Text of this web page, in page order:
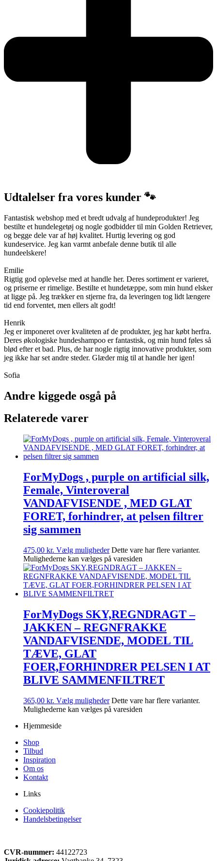
Udtalelser fra vores kunder 🐾
Fantastisk webshop med et bredt udvalg af hundeprodukter! Jeg
bestilte et hundelegetøj og nogle godbidder til min Golden Retriever,
og begge dele var af høj kvalitet. Hurtig levering og god
kundeservice. Jeg kan varmt anbefale denne butik til alle
hundeelskere!
Emilie
Rigtig god oplevelse med at handle her. Deres sortiment er varieret,
og priserne er rimelige. Bestilte et hundetæppe, som min hund elsker
at ligge på. Jeg trækker en stjerne fra, da leveringen tog lidt længere
tid end forventet, men ellers alt godt!
Henrik
Jeg er imponeret over kvaliteten af de produkter, jeg har købt herfra.
Deres økologiske hundeshampoo er fantastisk, og min hund føles så
blød efter et bad. Plus, de har nogle rigtig innovative produkter, som
jeg ikke har set andre steder. Glæder mig til at handle her igen!
Sofia
Andre kiggede osgå på
Relaterede varer
ForMyDogs , purple on artificial silk,
Female, Vinteroveral
VANDAFVISENDE , MED GLAT
FORET, forhindrer, at pelsen filtrer
sig sammen
475,00 kr. Vælg muligheder Dette vare har flere varianter.
Mulighederne kan vælges på varesiden
ForMyDogs SKY,REGNDRAGT –
JAKKEN – REGNFRAKKE
VANDAFVISENDE, MODEL TIL
TÆVE, GLAT
FOER,FORHINDRER PELSEN I AT
BLIVE SAMMENFILTRET
365,00 kr. Vælg muligheder Dette vare har flere varianter.
Mulighederne kan vælges på varesiden
Hjemmeside
Shop
Tilbud
Inspiration
Om os
Kontakt
Links
Cookiepolitik
Handelsbetingelser
CVR-nummer: 44122723